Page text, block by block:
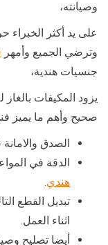
وصيانته،
على يد أكثر الخبراء
وترضي الجميع وأمهر
جنسيات هندية،
يزود المكيفات
صحيح وأهم ما يميز
الصدق
الدقة في
هندي.
تبديل القطع
اثناء العمل.
أيضا تصليح